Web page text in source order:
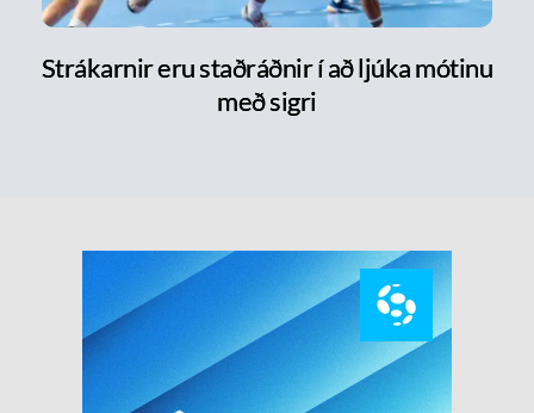
Strákarnir eru staðráðnir í að ljúka mótinu
með sigri